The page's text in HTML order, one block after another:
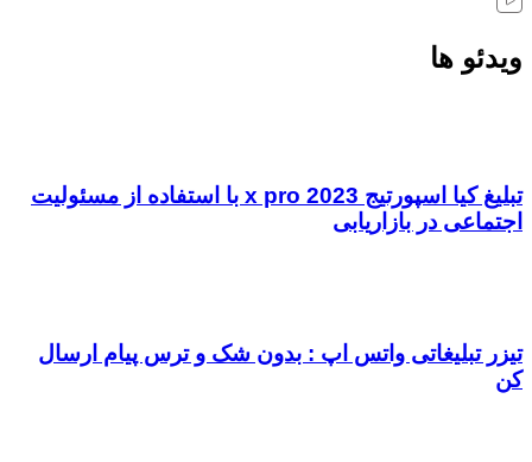
ویدئو ها
تبلیغ کیا اسپورتیج x pro 2023 با استفاده از مسئولیت
اجتماعی در بازاریابی
تیزر تبلیغاتی واتس اپ : بدون شک و ترس پیام ارسال
کن